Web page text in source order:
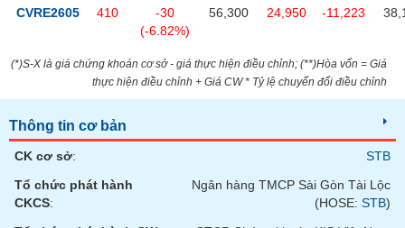
CVRE2605 410
-30
(-6.82%)
56,300 24,950 -11,223
(*)S-X là giá chứng khoán cơ sở - giá thực hiện điều chỉnh; (**)Hòa vốn = Giá
thực hiện điều chỉnh + Giá CW * Tỷ lệ chuyển đổi điều chỉnh
Thông tin cơ bản
CK cơ sở:
STB
Tổ chức phát hành
CKCS:
Ngân hàng TMCP Sài Gòn Tài Lộc
(HOSE: STB)